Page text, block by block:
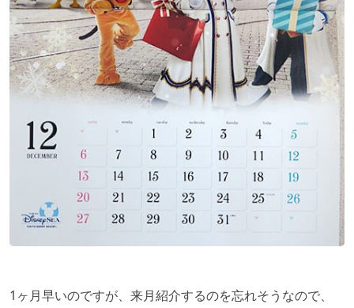
1ヶ月早いのですが、来月紹介するのを忘れそうなので、